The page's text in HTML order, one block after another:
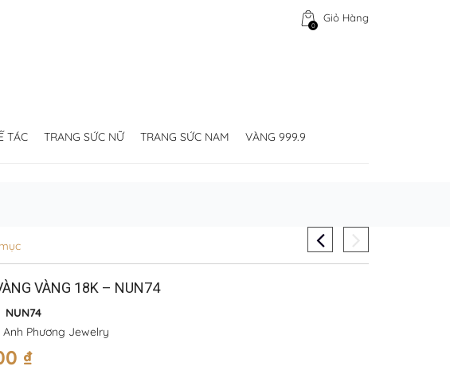
Giỏ Hàng
0
TÁC TRANG SỨC NỮ TRANG SỨC NAM VÀNG 999.9
VÀNG 18K – NUN74
NUN74
Anh Phương Jewelry
₫